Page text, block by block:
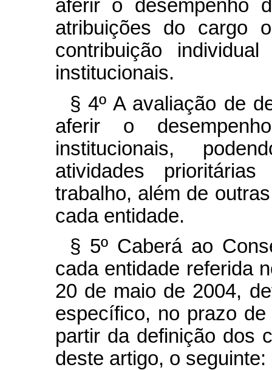
aferir o desempenho
atribuições do cargo
contribuição
institucionais.
§ 4º A avaliação de
aferir o
institucionais,
atividades
trabalho, além de
cada entidade.
§ 5º Caberá ao
cada entidade referida
20 de maio de 2004,
específico, no prazo
partir da definição dos
deste artigo, o seguinte: